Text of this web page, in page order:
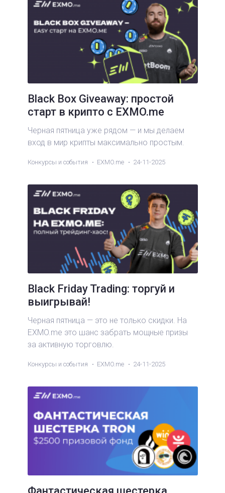
Black Box Giveaway: простой
старт в крипто с EXMO.me
Черная пятница уже рядом — и мы делаем
вход в мир крипты максимально простым.
Конкурсы и события EXMO.me 24-11-2025
Black Friday Trading: торгуй и
выигрывай!
Черная пятница — это не только скидки. На
EXMO.me это шанс забрать мощные призы
за активную торговлю.
Конкурсы и события EXMO.me 24-11-2025